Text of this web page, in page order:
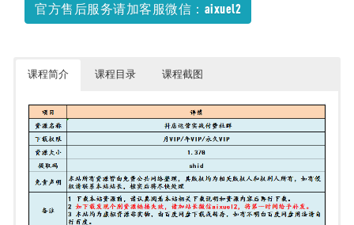
官方售后服务请加客服微信：aixuel2
课程简介 课程目录 课程截图
班 2022-12-08